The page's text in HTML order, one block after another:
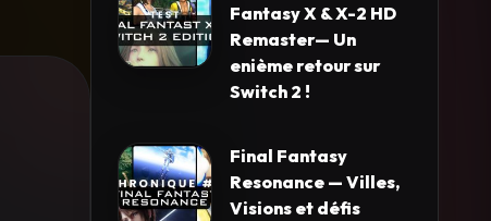
Fantasy X & X-2 HD
Remaster— Un
enième retour sur
Switch 2 !
Final Fantasy
Resonance — Villes,
Visions et défis